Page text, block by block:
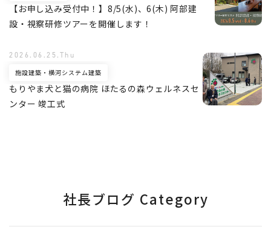
【お申し込み受付中！】8/5(水)、6(木) 阿部建
設・視察研修ツアーを開催します！
もりやま犬と猫の病院 ほたるの森ウェルネスセ
ンター 竣工式
施設建築・横河システム建築
2026.06.25.Thu
社長ブログ Category